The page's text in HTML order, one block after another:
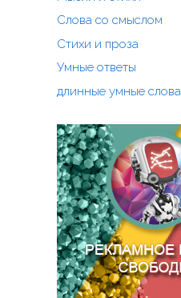
Слова со смыслом
Стихи и проза
Умные ответы
длинные умные слова